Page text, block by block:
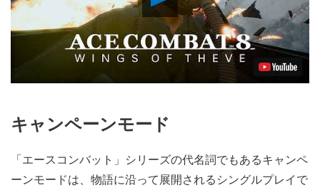
Video
キャンペーンモード
「エースコンバット」シリーズの代名詞でもあるキャンペ
ーンモードは、物語に沿って展開されるシングルプレイで